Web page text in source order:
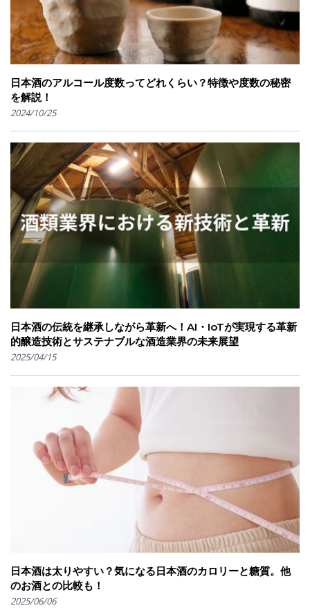
日本酒のアルコール度数ってどれくらい？特徴や度数の秘密
を解説！
2024/10/25
日本酒の伝統を継承しながら革新へ！AI・IoTが実現する革新
的醸造技術とサステナブルな酒造業界の未来展望
2025/04/15
日本酒は太りやすい？気になる日本酒のカロリーと糖質。他
のお酒との比較も！
2025/06/06